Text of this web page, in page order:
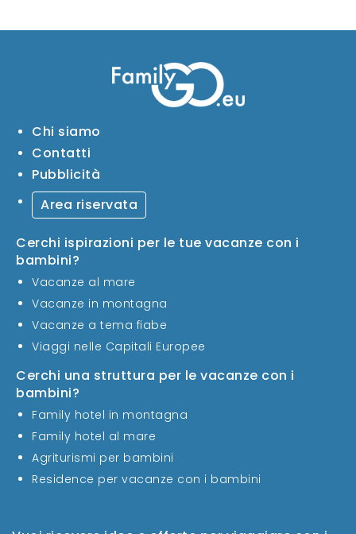
Chi siamo
Contatti
Pubblicità
Area riservata
Cerchi ispirazioni per le tue vacanze con i
bambini?
Vacanze al mare
Vacanze in montagna
Vacanze a tema fiabe
Viaggi nelle Capitali Europee
Cerchi una struttura per le vacanze con i
bambini?
Family hotel in montagna
Family hotel al mare
Agriturismi per bambini
Residence per vacanze con i bambini